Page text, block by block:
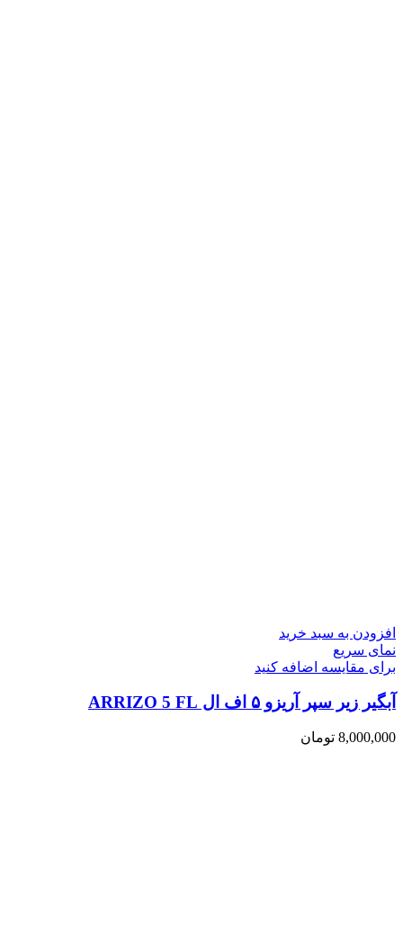
افزودن به سبد خرید
نمای سریع
برای مقایسه اضافه کنید
آبگیر زیر سپر آریزو ۵ اف ال ARRIZO 5 FL
8,000,000 تومان